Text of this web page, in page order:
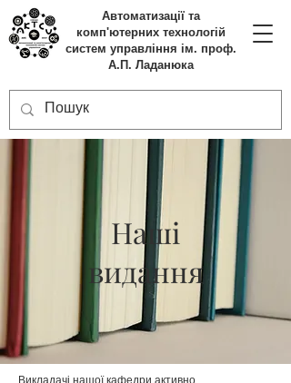
Автоматизації та
комп'ютерних технологій
систем управління ім. проф.
А.П. Ладанюка
Наші
видання
Викладачі нашої кафедри активно